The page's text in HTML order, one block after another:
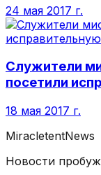
24 мая 2017 г.
Служители
посетили
18 мая 2017 г.
MiracletentNews
Новости